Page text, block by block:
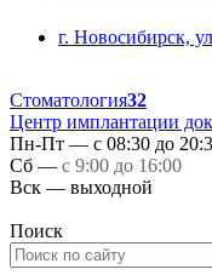
г. Новосибирск,
Стоматология32
Центр имплантации
Пн-Пт — с 08:30 до
Сб — с 9:00 до 16:00
Вск — выходной
Поиск